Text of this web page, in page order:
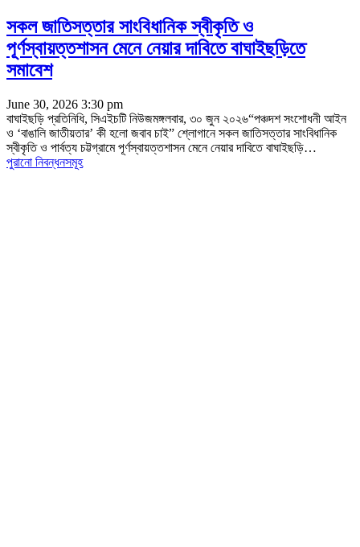
সকল জাতিসত্তার সাংবিধানিক স্বীকৃতি ও
পূর্ণস্বায়ত্তশাসন মেনে নেয়ার দাবিতে বাঘাইছড়িতে
সমাবেশ
June 30, 2026 3:30 pm
বাঘাইছড়ি প্রতিনিধি, সিএইচটি নিউজমঙ্গলবার, ৩০ জুন ২০২৬“পঞ্চদশ সংশোধনী আইন
ও ‘বাঙালি জাতীয়তার’ কী হলো জবাব চাই” শ্লোগানে সকল জাতিসত্তার সাংবিধানিক
স্বীকৃতি ও পার্বত্য চট্টগ্রামে পূর্ণস্বায়ত্তশাসন মেনে নেয়ার দাবিতে বাঘাইছড়ি…
পুরানো নিবন্ধনসমূহ